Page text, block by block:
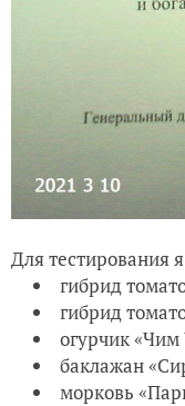
Для тестирования
гибрид
гибрид
огурчик
баклажан
морковь